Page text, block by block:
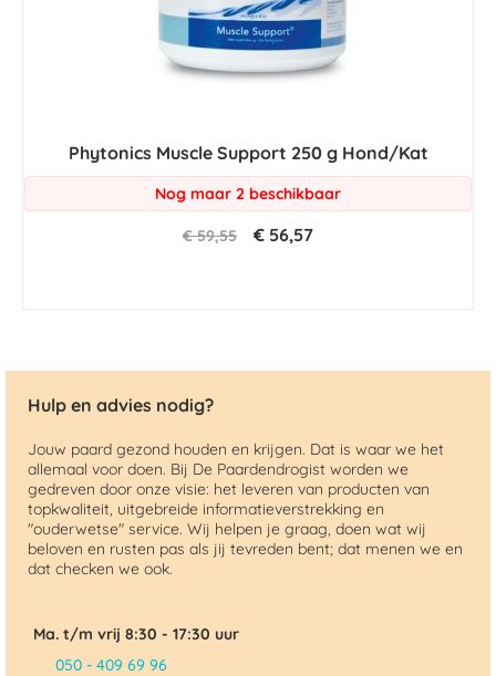
Phytonics Muscle Support 250 g Hond/Kat
Nog maar 2 beschikbaar
€ 59,55 € 56,57
Hulp en advies nodig?
Jouw paard gezond houden en krijgen. Dat is waar we het
allemaal voor doen. Bij De Paardendrogist worden we
gedreven door onze visie: het leveren van producten van
topkwaliteit, uitgebreide informatieverstrekking en
"ouderwetse" service. Wij helpen je graag, doen wat wij
beloven en rusten pas als jij tevreden bent; dat menen we en
dat checken we ook.
Ma. t/m vrij 8:30 - 17:30 uur
050 - 409 69 96